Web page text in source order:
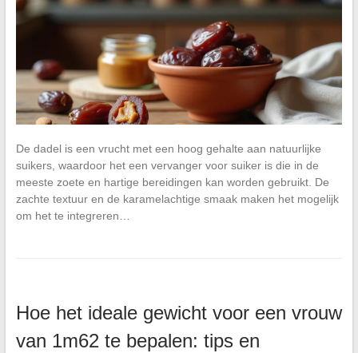
De dadel is een vrucht met een hoog gehalte aan natuurlijke
suikers, waardoor het een vervanger voor suiker is die in de
meeste zoete en hartige bereidingen kan worden gebruikt. De
zachte textuur en de karamelachtige smaak maken het mogelijk
om het te integreren…
Hoe het ideale gewicht voor een vrouw
van 1m62 te bepalen: tips en